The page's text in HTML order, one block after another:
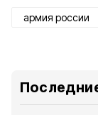
армия россии